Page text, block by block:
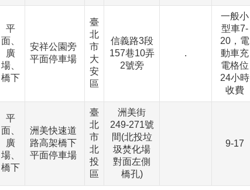
平
面、
廣
場、
橋下
安祥公園旁
平面停車場
臺
北
市
大
安
區
信義路3段
157巷10弄
2號旁
.
一般小
型車7-
20，電
動車充
電格位
24小時
收費
平
面、
廣
場、
橋下
洲美快速道
路高架橋下
平面停車場
臺
北
市
北
投
區
洲美街
249-271號
間(北投垃
圾焚化場
對面左側
橋孔)
9-17